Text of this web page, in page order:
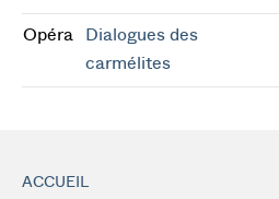
Opéra
Dialogues des
carmélites
ACCUEIL